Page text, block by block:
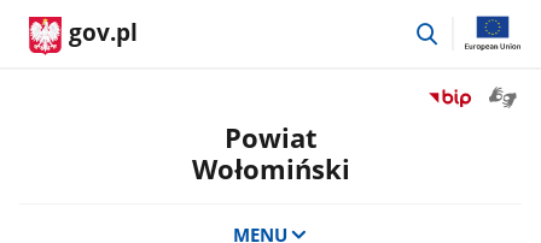
gov.pl
przejdź
Przejdź
Powiat
Wołomiński
MENU